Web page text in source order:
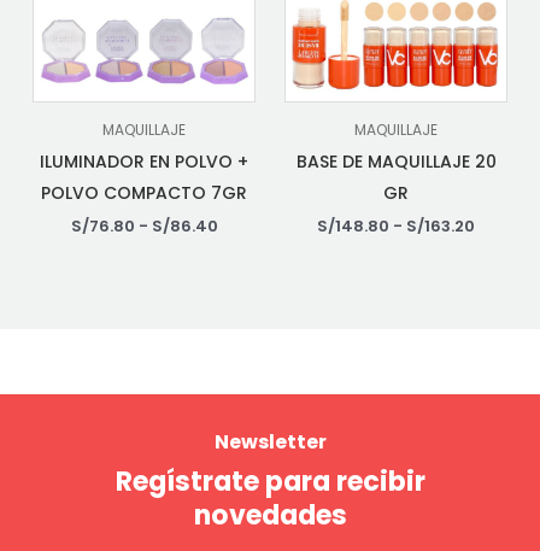
MAQUILLAJE
ILUMINADOR EN POLVO +
POLVO COMPACTO 7GR
S/76.80 - S/86.40
MAQUILLAJE
BASE DE MAQUILLAJE 20
GR
S/148.80 - S/163.20
Newsletter
Regístrate para recibir
novedades